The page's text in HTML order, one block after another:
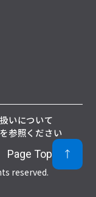
いについて
参照ください
Page Top
reserved.